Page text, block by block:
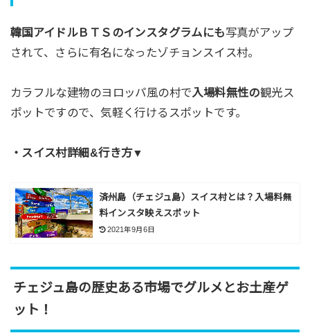
韓国アイドルＢＴＳのインスタグラムにも写真がアップ
されて、さらに有名になったゾチョンスイス村。
カラフルな建物のヨロッパ風の村で入場料無性の観光ス
ポットですので、気軽く行けるスポットです。
・スイス村詳細&行き方▼
済州島（チェジュ島）スイス村とは？入場料無
料インスタ映えスポット
2021年9月6日
チェジュ島の歴史ある市場でグルメとお土産ゲ
ット！